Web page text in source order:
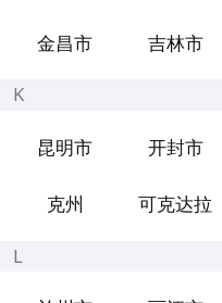
金昌市 吉林市
K
昆明市 开封市
克州 可克达拉
L